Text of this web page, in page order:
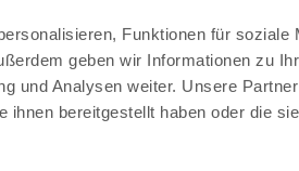
Funktionen für soziale
geben wir Informationen zu
und Analysen weiter. Unsere
bereitgestellt haben oder die